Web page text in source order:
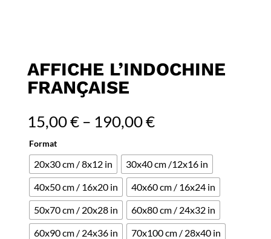
AFFICHE L’INDOCHINE
FRANÇAISE
15,00€– 190,00€
Format
20x30 cm / 8x12 in
30x40 cm /12x16 in
40x50 cm / 16x20 in
40x60 cm / 16x24 in
50x70 cm / 20x28 in
60x80 cm / 24x32 in
60x90 cm / 24x36 in
70x100 cm / 28x40 in